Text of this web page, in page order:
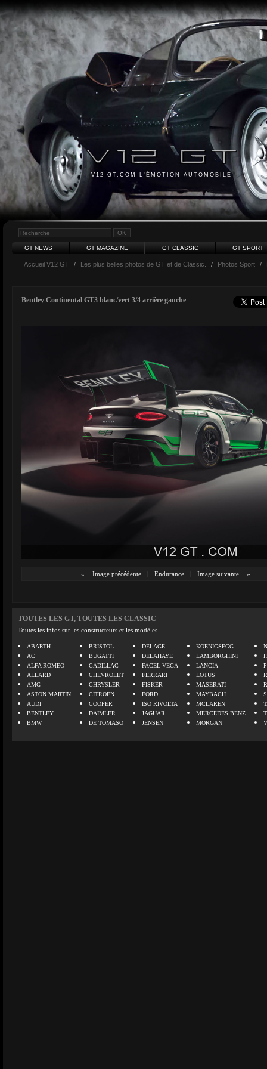
V12 GT.COM L'ÉMOTION AUTOMOBILE
GT NEWS GT MAGAZINE GT CLASSIC GT SPORT
Accueil V12 GT / Les plus belles photos de GT et de Classic. / Photos Sport /
Bentley Continental GT3 blanc/vert 3/4 arrière gauche
« Image précédente | Endurance | Image suivante »
TOUTES LES GT, TOUTES LES CLASSIC
Toutes les infos sur les constructeurs et les modèles.
ABARTH
AC
ALFA ROMEO
ALLARD
AMG
ASTON MARTIN
AUDI
BENTLEY
BMW
BRISTOL
BUGATTI
CADILLAC
CHEVROLET
CHRYSLER
CITROEN
COOPER
DAIMLER
DE TOMASO
DELAGE
DELAHAYE
FACEL VEGA
FERRARI
FISKER
FORD
ISO RIVOLTA
JAGUAR
JENSEN
KOENIGSEGG
LAMBORGHINI
LANCIA
LOTUS
MASERATI
MAYBACH
MCLAREN
MERCEDES BENZ
MORGAN